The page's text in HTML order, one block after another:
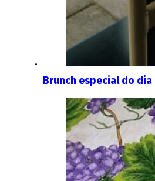
Brunch especial do